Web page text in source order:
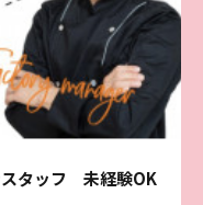
スタッフ 未経験OK